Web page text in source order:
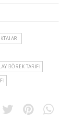
BÖREK TARIFI